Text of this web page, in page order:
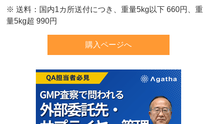
※ 送料：国内1カ所送付につき、重量5kg以下 660円、重
量5kg超 990円
購入ページへ